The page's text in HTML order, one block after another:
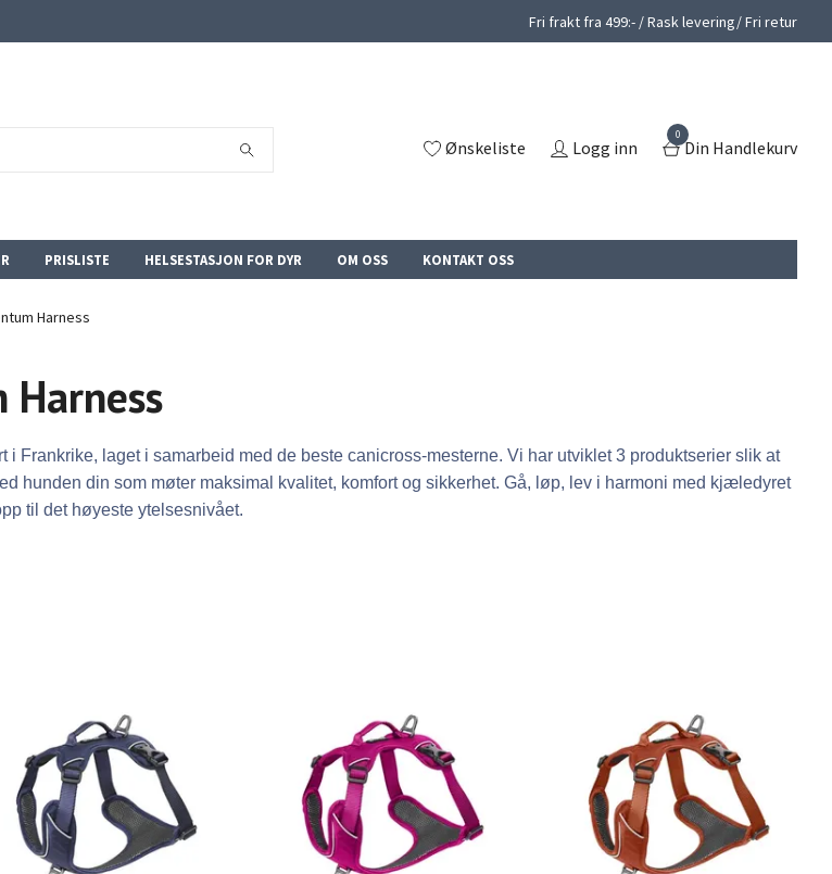
Fri frakt fra 499:- / Rask levering/ Fri retur
Ønskeliste Logg inn
0
Din Handlekurv
PRISLISTE HELSESTASJON FOR DYR OM OSS KONTAKT OSS
Harness
i Frankrike, laget i samarbeid med de beste canicross-mesterne. Vi har utviklet 3 produktserier slik at
hunden din som møter maksimal kvalitet, komfort og sikkerhet. Gå, løp, lev i harmoni med kjæledyret
til det høyeste ytelsesnivået.